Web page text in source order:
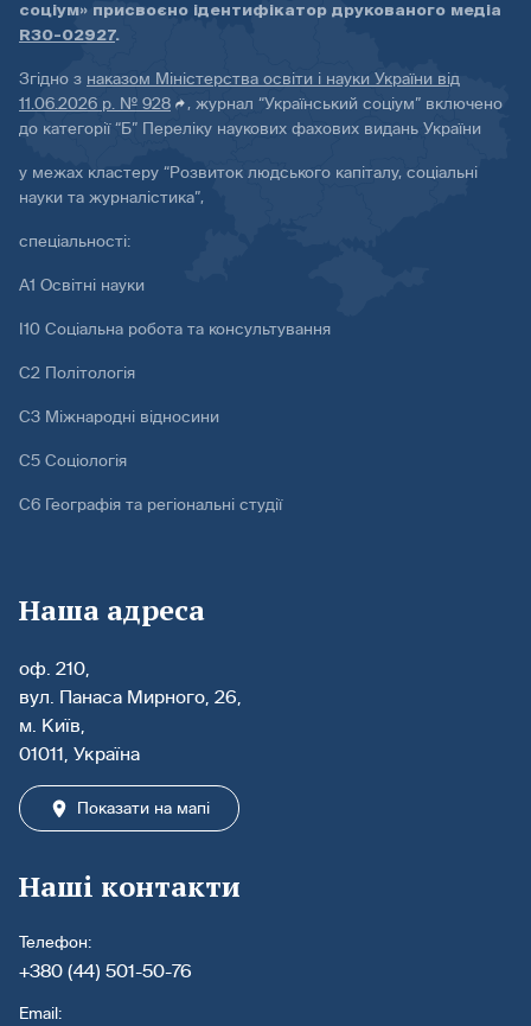
соціум» присвоєно ідентифікатор друкованого медіа
R30-02927.
Згідно з наказом Міністерства освіти і науки України від
11.06.2026 р. № 928
, журнал “Український соціум” включено
до категорії “Б” Переліку наукових фахових видань України
у межах кластеру “Розвиток людського капіталу, соціальні
науки та журналістика”,
спеціальності:
А1 Освітні науки
І10 Соціальна робота та консультування
С2 Політологія
С3 Міжнародні відносини
С5 Соціологія
С6 Географія та регіональні студії
Наша адреса
оф. 210,
вул. Панаса Мирного, 26,
м. Київ,
01011, Україна
Показати на мапі
Наші контакти
Телефон:
+380 (44) 501-50-76
Email: